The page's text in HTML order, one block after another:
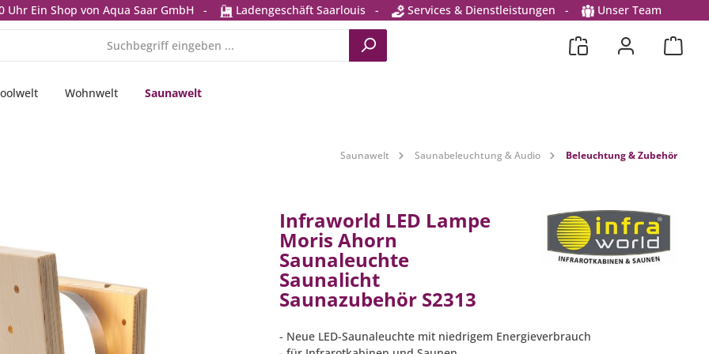
Uhr Ein Shop von Aqua Saar GmbH - Ladengeschäft Saarlouis - Services & Dienstleistungen - Unser Team
Wohnwelt Saunawelt
Saunawelt Saunabeleuchtung & Audio Beleuchtung & Zubehör
Infraworld LED Lampe
Moris Ahorn
Saunaleuchte
Saunalicht
Saunazubehör S2313
- Neue LED-Saunaleuchte mit niedrigem Energieverbrauch